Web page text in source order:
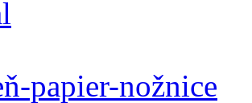
papier-nožnice